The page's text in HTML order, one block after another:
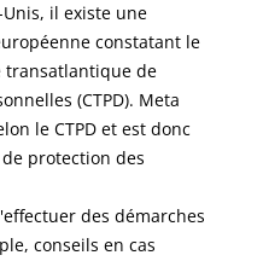
il existe une
constatant le
transatlantique de
(CTPD). Meta
le CTPD et est donc
protection des
des démarches
conseils en cas